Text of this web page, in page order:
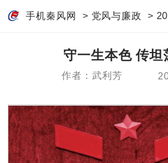
手机秦风网 > 党风与廉政 >
守一生本色 传坦
作者：武利芳